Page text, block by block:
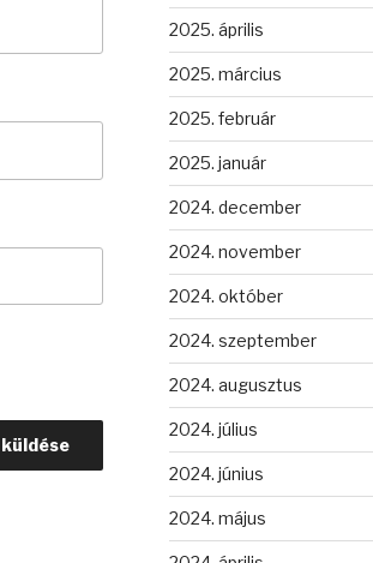
2025. április
2025. március
2025. február
2025. január
2024. december
2024. november
2024. október
2024. szeptember
2024. augusztus
2024. július
2024. június
2024. május